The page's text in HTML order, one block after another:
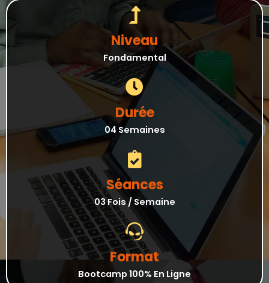
Niveau
Fondamental
Durée
04 Semaines
Séances
03 Fois / Semaine
Format
Bootcamp 100% En Ligne